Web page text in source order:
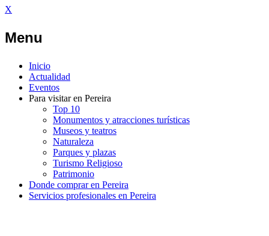
X
Menu
Inicio
Actualidad
Eventos
Para visitar en Pereira
Top 10
Monumentos y atracciones turísticas
Museos y teatros
Naturaleza
Parques y plazas
Turismo Religioso
Patrimonio
Donde comprar en Pereira
Servicios profesionales en Pereira